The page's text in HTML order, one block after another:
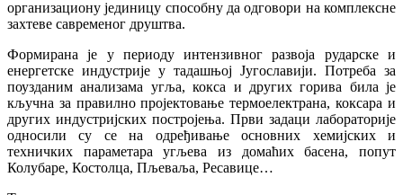
организациону јединицу способну да одговори на комплексне
захтеве савременог друштва.
Формирана је у периоду интензивног развоја рударске и
енергетске индустрије у тадашњој Југославији. Потреба за
поузданим анализама угља, кокса и других горива била је
кључна за правилно пројектовање термоелектрана, коксара и
других индустријских постројења. Први задаци лабораторије
односили су се на одређивање основних хемијских и
техничких параметара угљева из домаћих басена, попут
Колубаре, Костолца, Пљеваља, Ресавице…